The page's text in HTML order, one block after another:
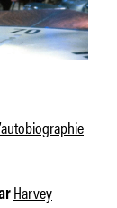
Harvey